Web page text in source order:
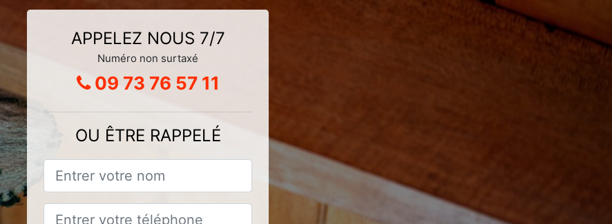
APPELEZ NOUS 7/7
Numéro non surtaxé
09 73 76 57 11
OU ÊTRE RAPPELÉ